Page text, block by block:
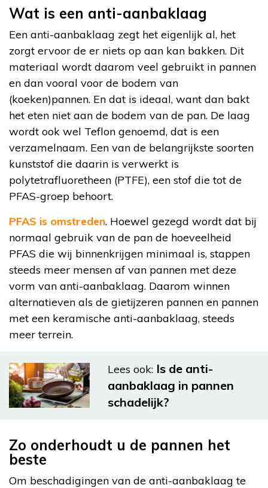
Wat is een anti-aanbaklaag
Een anti-aanbaklaag zegt het eigenlijk al, het
zorgt ervoor de er niets op aan kan bakken. Dit
materiaal wordt daarom veel gebruikt in pannen
en dan vooral voor de bodem van
(koeken)pannen. En dat is ideaal, want dan bakt
het eten niet aan de bodem van de pan. De laag
wordt ook wel Teflon genoemd, dat is een
verzamelnaam. Een van de belangrijkste soorten
kunststof die daarin is verwerkt is
polytetrafluoretheen (PTFE), een stof die tot de
PFAS-groep behoort.
PFAS is omstreden. Hoewel gezegd wordt dat bij
normaal gebruik van de pan de hoeveelheid
PFAS die wij binnenkrijgen minimaal is, stappen
steeds meer mensen af van pannen met deze
vorm van anti-aanbaklaag. Daarom winnen
alternatieven als de gietijzeren pannen en pannen
met een keramische anti-aanbaklaag, steeds
meer terrein.
Lees ook: Is de anti-
aanbaklaag in pannen
schadelijk?
Zo onderhoudt u de pannen het
beste
Om beschadigingen van de anti-aanbaklaag te